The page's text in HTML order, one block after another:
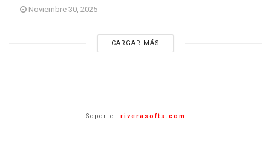
Noviembre 30, 2025
CARGAR MÁS
Soporte : riverasofts.com